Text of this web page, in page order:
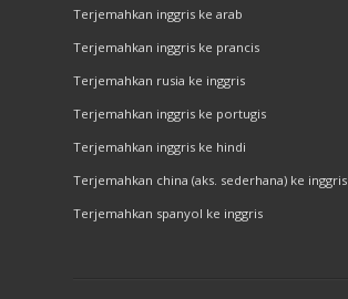
Terjemahkan inggris ke arab
Terjemahkan inggris ke prancis
Terjemahkan rusia ke inggris
Terjemahkan inggris ke portugis
Terjemahkan inggris ke hindi
Terjemahkan china (aks. sederhana) ke inggris
Terjemahkan spanyol ke inggris